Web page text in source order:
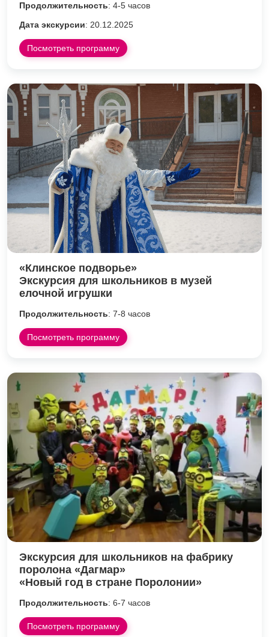
Продолжительность: 4-5 часов
Дата экскурсии: 20.12.2025
Посмотреть программу
«Клинское подворье»
Экскурсия для школьников в музей
елочной игрушки
Продолжительность: 7-8 часов
Посмотреть программу
Экскурсия для школьников на фабрику
поролона «Дагмар»
«Новый год в стране Поролонии»
Продолжительность: 6-7 часов
Посмотреть программу